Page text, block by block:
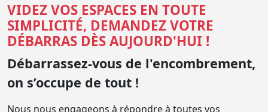
VIDEZ VOS ESPACES EN TOUTE
SIMPLICITÉ, DEMANDEZ VOTRE
DÉBARRAS DÈS AUJOURD'HUI !
Débarrassez-vous de l'encombrement,
on s’occupe de tout !
Nous nous engageons à répondre à toutes vos